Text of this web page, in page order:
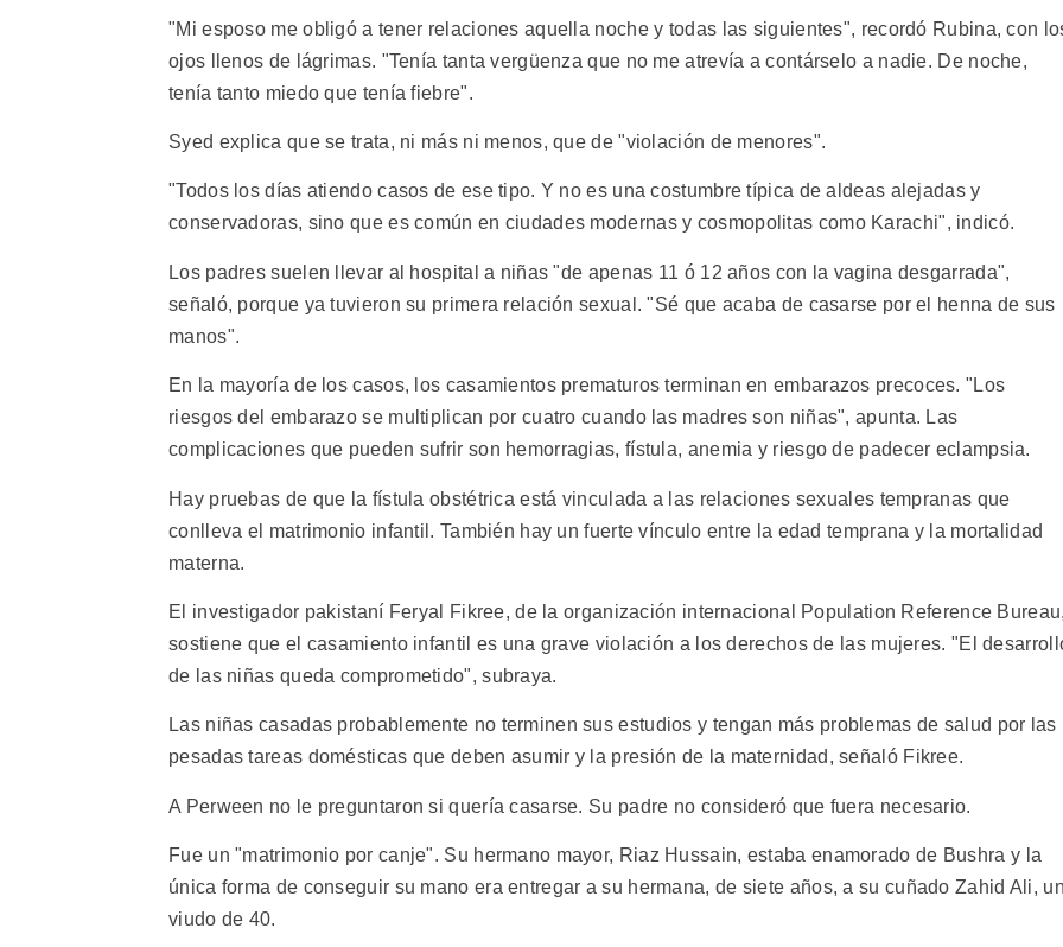
"Mi esposo me obligó a tener relaciones aquella noche y todas las siguientes", recordó Rubina, con
ojos llenos de lágrimas. "Tenía tanta vergüenza que no me atrevía a contárselo a nadie. De noche,
tenía tanto miedo que tenía fiebre".
Syed explica que se trata, ni más ni menos, que de "violación de menores".
"Todos los días atiendo casos de ese tipo. Y no es una costumbre típica de aldeas alejadas y
conservadoras, sino que es común en ciudades modernas y cosmopolitas como Karachi", indicó.
Los padres suelen llevar al hospital a niñas "de apenas 11 ó 12 años con la vagina desgarrada",
señaló, porque ya tuvieron su primera relación sexual. "Sé que acaba de casarse por el henna de sus
manos".
En la mayoría de los casos, los casamientos prematuros terminan en embarazos precoces. "Los
riesgos del embarazo se multiplican por cuatro cuando las madres son niñas", apunta. Las
complicaciones que pueden sufrir son hemorragias, fístula, anemia y riesgo de padecer eclampsia.
Hay pruebas de que la fístula obstétrica está vinculada a las relaciones sexuales tempranas que
conlleva el matrimonio infantil. También hay un fuerte vínculo entre la edad temprana y la mortalidad
materna.
El investigador pakistaní Feryal Fikree, de la organización internacional Population Reference
sostiene que el casamiento infantil es una grave violación a los derechos de las mujeres. "El
de las niñas queda comprometido", subraya.
Las niñas casadas probablemente no terminen sus estudios y tengan más problemas de salud por las
pesadas tareas domésticas que deben asumir y la presión de la maternidad, señaló Fikree.
A Perween no le preguntaron si quería casarse. Su padre no consideró que fuera necesario.
Fue un "matrimonio por canje". Su hermano mayor, Riaz Hussain, estaba enamorado de Bushra y la
única forma de conseguir su mano era entregar a su hermana, de siete años, a su cuñado Zahid Ali,
viudo de 40.